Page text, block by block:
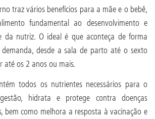
traz vários benefícios para a mãe e o bebê,
fundamental ao desenvolvimento e
da nutriz. O ideal é que aconteça de forma
desde a sala de parto até o sexto
até os 2 anos ou mais.
todos os nutrientes necessários para o
hidrata e protege contra doenças
bem como melhora a resposta à vacinação e